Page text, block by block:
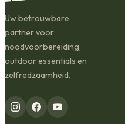
Uw betrouwbare
partner voor
noodvoorbereiding,
outdoor essentials en
zelfredzaamheid.